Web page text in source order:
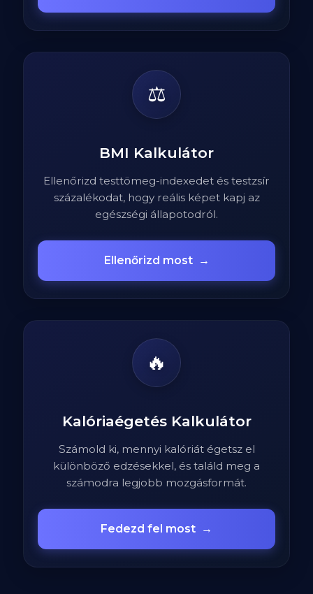
⚖️
BMI Kalkulátor
Ellenőrizd testtömeg-indexedet és testzsír
százalékodat, hogy reális képet kapj az
egészségi állapotodról.
Ellenőrizd most →
🔥
Kalóriaégetés Kalkulátor
Számold ki, mennyi kalóriát égetsz el
különböző edzésekkel, és találd meg a
számodra legjobb mozgásformát.
Fedezd fel most →